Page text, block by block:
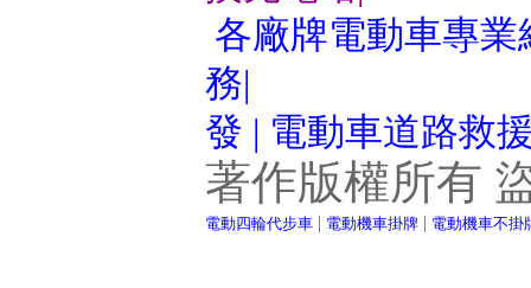
各廠牌電動車專
務|
發 | 電動車道路救
著作版權所有
電動四輪代步車 | 電動機車掛牌 | 電動機車不掛